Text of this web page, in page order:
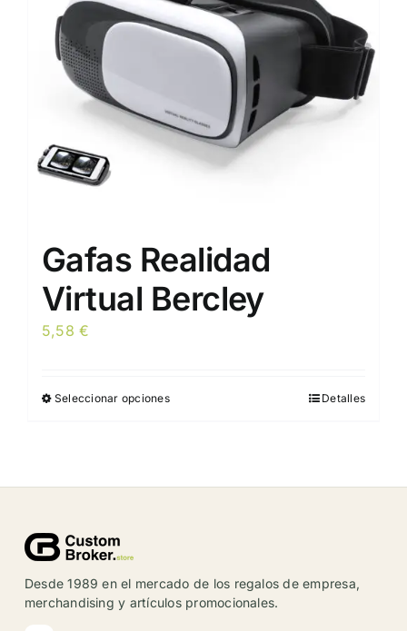
pueden
elegir
página
de
producto
Gafas Realidad
Virtual Bercley
5,58€
Seleccionar opcionesEste
pueden
Detalles
Desde 1989 en el mercado de los regalos de empresa,
merchandising y artículos promocionales.